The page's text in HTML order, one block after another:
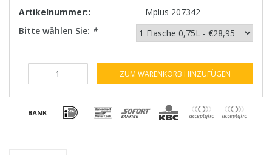
Artikelnummer::
Mplus 207342
Bitte wählen Sie: *
ZUM WARENKORB HINZUFÜGEN